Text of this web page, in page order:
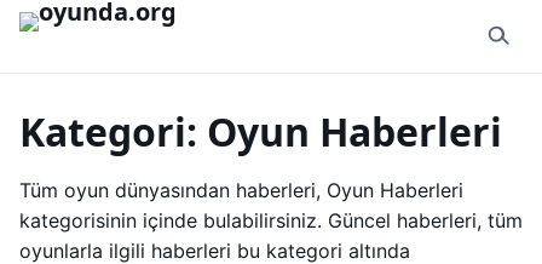
İçeriğe geç
Kategori: Oyun Haberleri
Tüm oyun dünyasından haberleri, Oyun Haberleri
kategorisinin içinde bulabilirsiniz. Güncel haberleri, tüm
oyunlarla ilgili haberleri bu kategori altında